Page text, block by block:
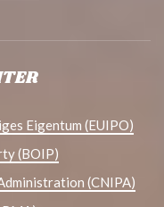
Eigentum (EUIPO)
(BOIP)
(CNIPA)